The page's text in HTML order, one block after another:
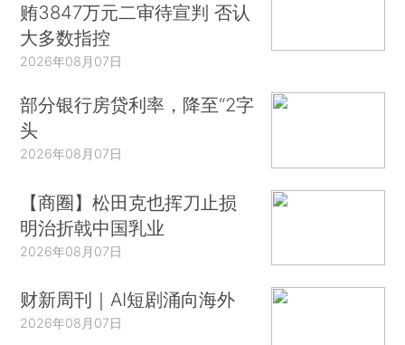
贿3847万元二审待宣判 否认
大多数指控
2026年08月07日
部分银行房贷利率，降至“2字
头
2026年08月07日
【商圈】松田克也挥刀止损
明治折戟中国乳业
2026年08月07日
财新周刊｜AI短剧涌向海外
2026年08月07日